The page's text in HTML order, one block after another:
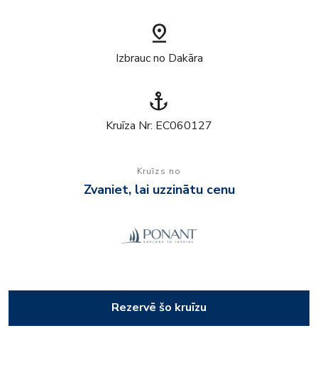
pin_drop
Izbrauc no Dakāra
anchor
Kruīza Nr: EC060127
Kruīzs no
Zvaniet, lai uzzinātu cenu
Rezervē šo kruīzu